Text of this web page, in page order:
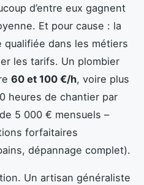
d’entre eux gagnent
Et pour cause : la
qualifiée dans les métiers
les tarifs. Un plombier
60 et 100 €/h, voire plus
heures de chantier par
5 000 € mensuels –
forfaitaires
dépannage complet).
Un artisan généraliste